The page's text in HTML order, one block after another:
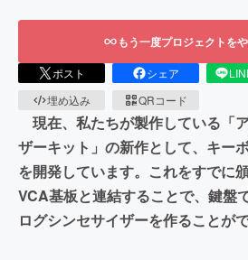
もう一度プロジェクトを
ポスト シェア
埋め込み
QRコード
現在、私たちが製作している「
ザーキット」の新作として、キー
を開発しています。これをすでに
VCA基板と連結することで、鍵盤
ログシンセサイザーを作ることがで